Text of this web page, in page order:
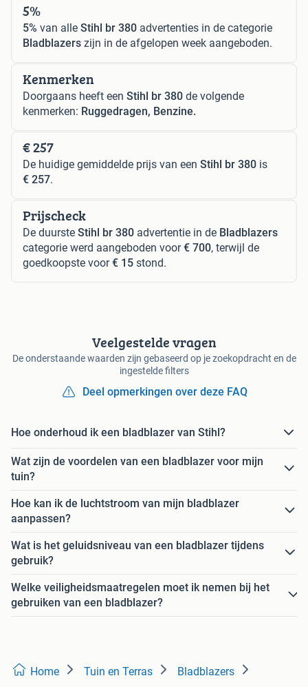
5%
5% van alle Stihl br 380 advertenties in de categorie
Bladblazers zijn in de afgelopen week aangeboden.
Kenmerken
Doorgaans heeft een Stihl br 380 de volgende
kenmerken: Ruggedragen, Benzine.
€ 257
De huidige gemiddelde prijs van een Stihl br 380 is
€ 257.
Prijscheck
De duurste Stihl br 380 advertentie in de Bladblazers
categorie werd aangeboden voor€ 700, terwijl de
goedkoopste voor€ 15 stond.
Veelgestelde vragen
De onderstaande waarden zijn gebaseerd op je zoekopdracht en de
ingestelde filters
Deel opmerkingen over deze FAQ
Hoe onderhoud ik een bladblazer van Stihl?
Wat zijn de voordelen van een bladblazer voor mijn
tuin?
Hoe kan ik de luchtstroom van mijn bladblazer
aanpassen?
Wat is het geluidsniveau van een bladblazer tijdens
gebruik?
Welke veiligheidsmaatregelen moet ik nemen bij het
gebruiken van een bladblazer?
Home Tuin en Terras Bladblazers